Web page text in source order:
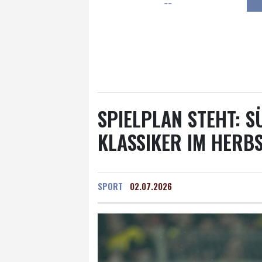
Frankfurt am Main
--
SPIELPLAN STEHT:
KLASSIKER IM
SPORT 02.07.2026